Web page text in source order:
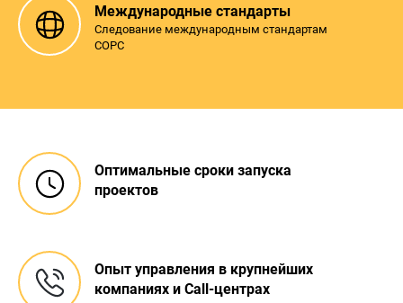
Международные стандарты
Следование международным стандартам
СOPC
Оптимальные сроки запуска
проектов
Опыт управления в крупнейших
компаниях и Call-центрах